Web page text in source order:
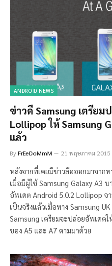
ANDROID NEWS
ข่าวดี Samsung เตรียม
Lollipop ให้ Samsung
แล้ว
ByFrEeDoMmM 21 พฤษภาคม 2015
หลังจากที่เคยมีข่าวลือออกมาจาก
เมื่อมีผู้ใช้ Samsung Galaxy A3 บ
อัพเดต Android 5.0.2 Lollipop
เป็นจริงแล้วเมื่อทาง Samsung
Samsung เตรียมจะปล่อยอัพเดต
ของ A5 และ A7 ตามมาด้วย